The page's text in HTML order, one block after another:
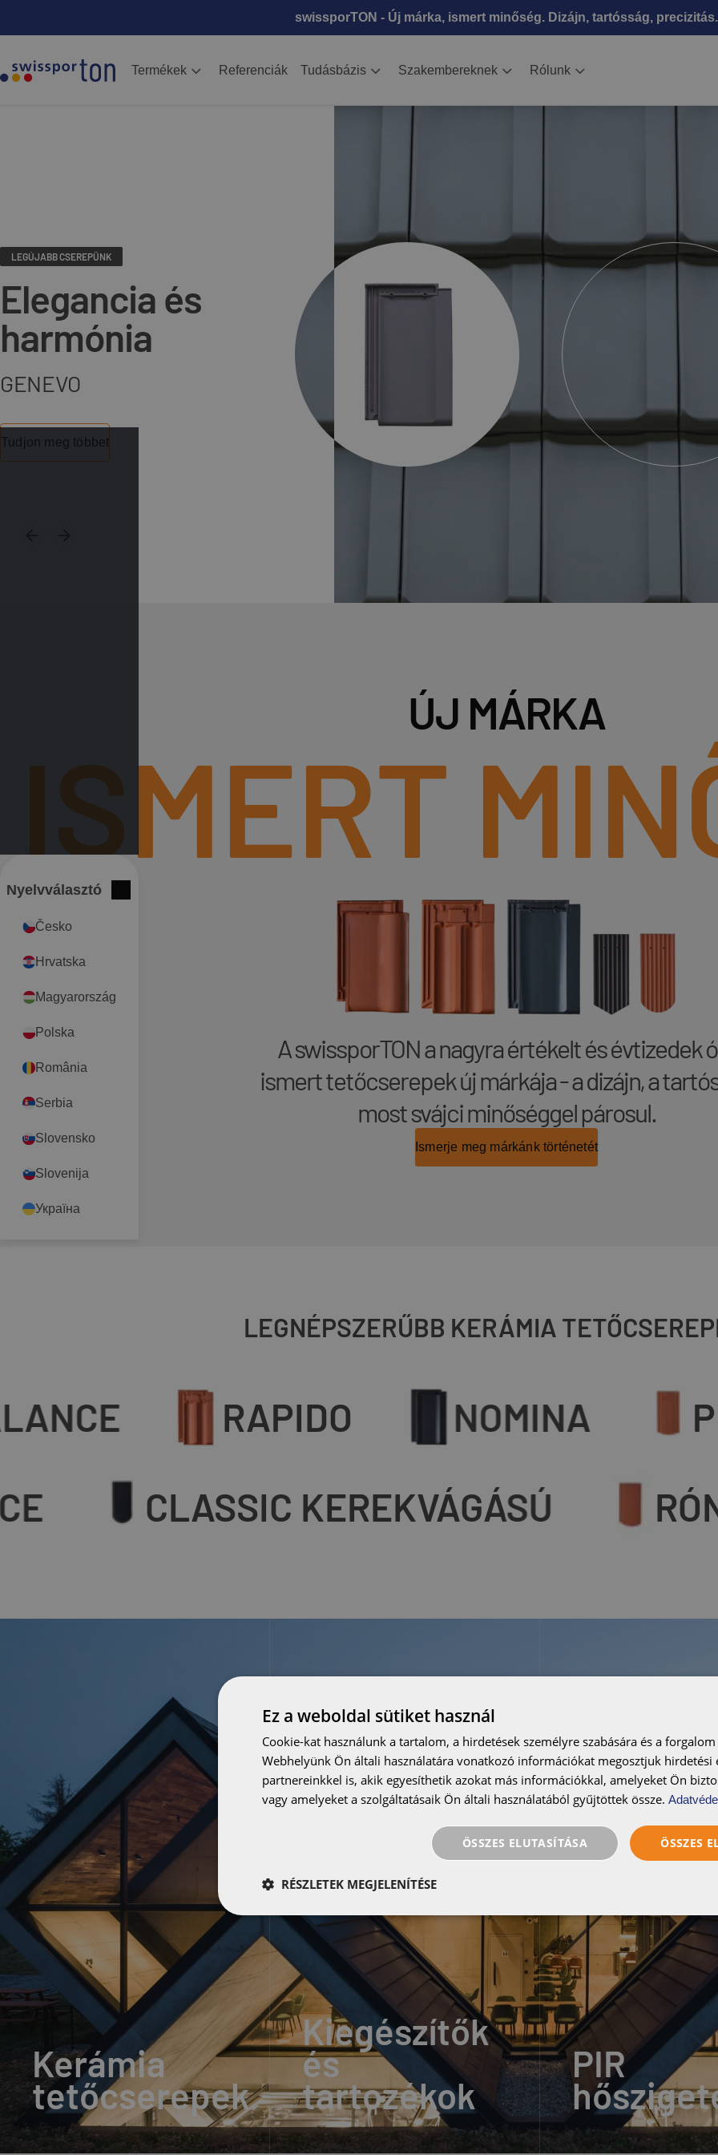
swissporTON - Új márka, ismert minőség. Dizájn, tartósság, precizitás.
Termékek Referenciák Tudásbázis Szakembereknek Rólunk
LEGÚJABB CSEREPÜNK
Elegancia és
harmónia
GENEVO
Tudjon meg többet
ÚJ MÁRKA
ISMERT
A swissporTON a nagyra értékelt és évtizedek
ismert tetőcserepek új márkája - a dizájn, a
most svájci minőséggel párosul.
Ismerje meg márkánk történetét
LEGNÉPSZERŰBB KERÁMIA
RAPIDO NOMINA
CLASSIC KEREKVÁGÁSÚ
Kerámia
tetőcserepek
Kiegészítők
és
tartozékok
PIR
Nyelvválasztó
International
Česko
Hrvatska
Magyarország
Polska
România
Serbia
Slovensko
Slovenija
Україна
Ez a weboldal sütiket használ
Cookie-kat használunk a tartalom, a hirdetések személyre szabására és a forgalom
Webhelyünk Ön általi használatára vonatkozó információkat megosztjuk hirdetési
partnereinkkel is, akik egyesíthetik azokat más információkkal, amelyeket Ön
vagy amelyeket a szolgáltatásaik Ön általi használatából gyűjtöttek össze.
ÖSSZES
ÖSSZES ELUTASÍTÁSA
RÉSZLETEK MEGJELENÍTÉSE